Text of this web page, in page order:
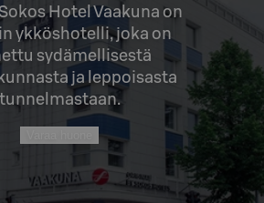
Hotel Vaakuna on
ykköshotelli, joka on
sydämellisestä
ja leppoisasta
tunnelmastaan.